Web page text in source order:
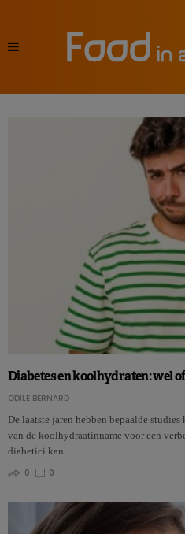
Diabetes en koolhydraten: wel
ODILE BERNARD
De laatste jaren hebben bepaalde
van de koolhydraatinname voor een
diabetici kan …
0
0